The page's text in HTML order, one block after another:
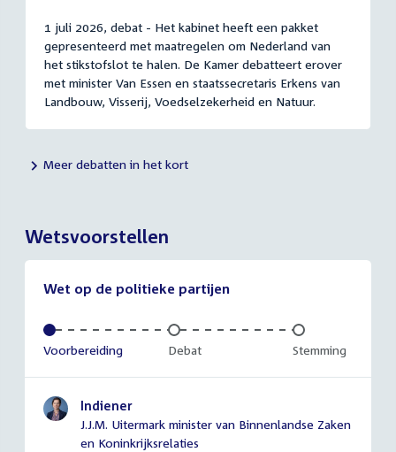
1 juli 2026, debat - Het kabinet heeft een pakket
gepresenteerd met maatregelen om Nederland van
het stikstofslot te halen. De Kamer debatteert erover
met minister Van Essen en staatssecretaris Erkens van
Landbouw, Visserij, Voedselzekerheid en Natuur.
Meer debatten in het kort
Wetsvoorstellen
Wet op de politieke partijen
Voltooid:
Voorbereiding Onvoltooid:
Debat Onvoltooid:
Stemming
Indiener
J.J.M. Uitermark minister van Binnenlandse Zaken
en Koninkrijksrelaties